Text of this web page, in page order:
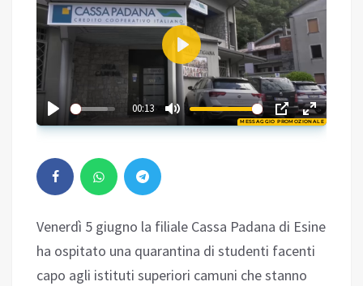
MESSAGGIO PROMOZIONALE
00:13
Play
01:59
Venerdì 5 giugno la filiale Cassa Padana di Esine
ha ospitato una quarantina di studenti facenti
capo agli istituti superiori camuni che stanno